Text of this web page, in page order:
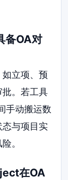
备OA对
立项、预
。若工具
手动搬运数
与项目实
。
在OA